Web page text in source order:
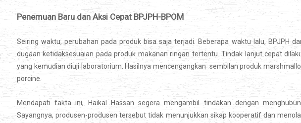
Penemuan Baru dan Aksi Cepat BPJPH-BPOM
Seiring waktu, perubahan pada produk bisa saja terjadi. Beberapa waktu lalu, BPJPH
dugaan ketidaksesuaian pada produk makanan ringan tertentu. Tindak lanjut cepat
yang kemudian diuji laboratorium. Hasilnya mencengangkan sembilan produk
porcine.
Mendapati fakta ini, Haikal Hassan segera mengambil tindakan dengan
Sayangnya, produsen-produsen tersebut tidak menunjukkan sikap kooperatif dan